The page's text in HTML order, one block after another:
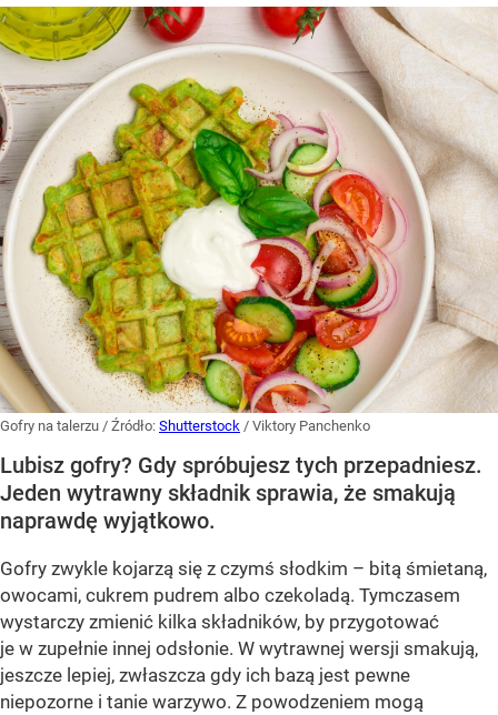
Gofry na talerzu / Źródło: Shutterstock / Viktory Panchenko
Lubisz gofry? Gdy spróbujesz tych przepadniesz.
Jeden wytrawny składnik sprawia, że smakują
naprawdę wyjątkowo.
Gofry zwykle kojarzą się z czymś słodkim – bitą śmietaną,
owocami, cukrem pudrem albo czekoladą. Tymczasem
wystarczy zmienić kilka składników, by przygotować
je w zupełnie innej odsłonie. W wytrawnej wersji smakują,
jeszcze lepiej, zwłaszcza gdy ich bazą jest pewne
niepozorne i tanie warzywo. Z powodzeniem mogą